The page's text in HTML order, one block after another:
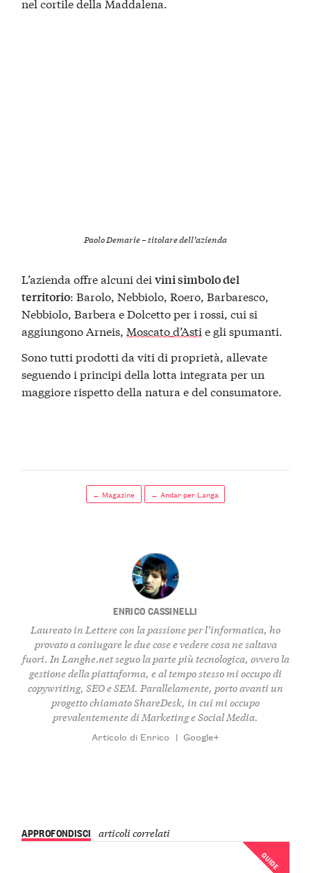
Paolo Demarie – titolare dell’azienda
L’azienda offre alcuni deivini simbolo del
territorio: Barolo, Nebbiolo, Roero, Barbaresco,
Nebbiolo, Barbera e Dolcetto per i rossi, cui si
aggiungono Arneis, Moscato d’Asti e gli spumanti.
Sono tutti prodotti da viti di proprietà, allevate
seguendo i principi della lotta integrata per un
maggiore rispetto della natura e del consumatore.
← Magazine ← Andar per Langa
ENRICO CASSINELLI
Laureato in Lettere con la passione per l’informatica, ho
provato a coniugare le due cose e vedere cosa ne saltava
fuori. In Langhe.net seguo la parte più tecnologica, ovvero la
gestione della piattaforma, e al tempo stesso mi occupo di
copywriting, SEO e SEM. Parallelamente, porto avanti un
progetto chiamato ShareDesk, in cui mi occupo
prevalentemente di Marketing e Social Media.
Articolo di Enrico | Google+
APPROFONDISCI articoli correlati
GUIDE